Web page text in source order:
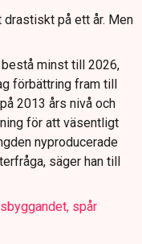
drastiskt på ett år. Men
minst till 2026,
förbättring fram till
2013 års nivå och
för att väsentligt
nyproducerade
säger han till
spår